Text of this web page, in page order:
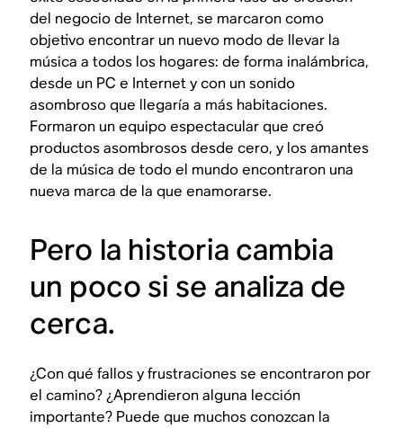
del negocio de Internet, se marcaron como
objetivo encontrar un nuevo modo de llevar la
música a todos los hogares: de forma inalámbrica,
desde un PC e Internet y con un sonido
asombroso que llegaría a más habitaciones.
Formaron un equipo espectacular que creó
productos asombrosos desde cero, y los amantes
de la música de todo el mundo encontraron una
nueva marca de la que enamorarse.
Pero la historia cambia
un poco si se analiza de
cerca.
¿Con qué fallos y frustraciones se encontraron por
el camino? ¿Aprendieron alguna lección
importante? Puede que muchos conozcan la